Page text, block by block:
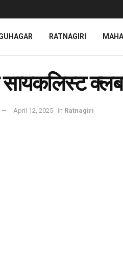
RATNAGIRI
सायकलिस्ट
April 12, 2025 in Ratnagiri